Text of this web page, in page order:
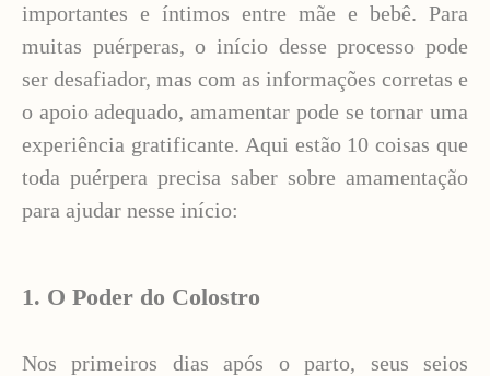
importantes e íntimos entre mãe e bebê. Para
muitas puérperas, o início desse processo pode
ser desafiador, mas com as informações corretas e
o apoio adequado, amamentar pode se tornar uma
experiência gratificante. Aqui estão 10 coisas que
toda puérpera precisa saber sobre amamentação
para ajudar nesse início:
1. O Poder do Colostro
Nos primeiros dias após o parto, seus seios